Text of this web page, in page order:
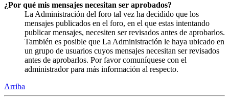
¿Por qué mis mensajes necesitan ser aprobados?
La Administración del foro tal vez ha decidido que los
mensajes publicados en el foro, en el que estas intentando
publicar mensajes, necesiten ser revisados antes de aprobarlos.
También es posible que La Administración le haya ubicado en
un grupo de usuarios cuyos mensajes necesitan ser revisados
antes de aprobarlos. Por favor comuníquese con el
administrador para más información al respecto.
Arriba